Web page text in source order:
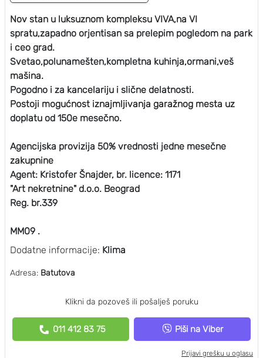
Nov stan u luksuznom kompleksu VIVA,na VI
spratu,zapadno orjentisan sa prelepim pogledom na park
i ceo grad.
Svetao,polunamešten,kompletna kuhinja,ormani,veš
mašina.
Pogodno i za kancelariju i slične delatnosti.
Postoji mogućnost iznajmljivanja garažnog mesta uz
doplatu od 150e mesečno.
Agencijska provizija 50% vrednosti jedne mesečne
zakupnine
Agent: Kristofer Šnajder, br. licence: 1171
"Art nekretnine" d.o.o. Beograd
Reg. br.339
MM09 .
Dodatne informacije: Klima
Adresa: Batutova
Klikni da pozoveš ili pošalješ poruku
011 412 83 75 Piši na Viber
Prijavi grešku u oglasu